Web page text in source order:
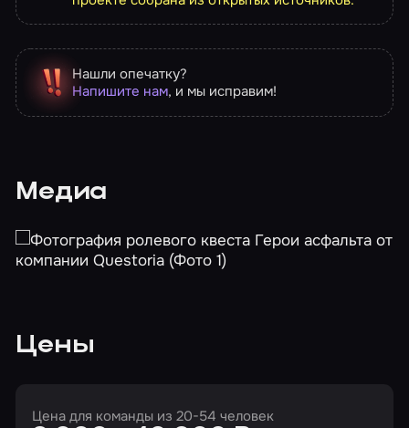
Нашли опечатку?
Напишите нам, и мы исправим!
Медиа
Цены
Цена для команды из 20-54 человек